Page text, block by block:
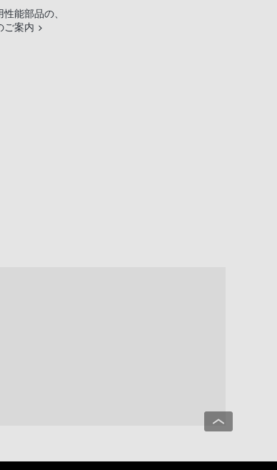
能部品の、
ご案内